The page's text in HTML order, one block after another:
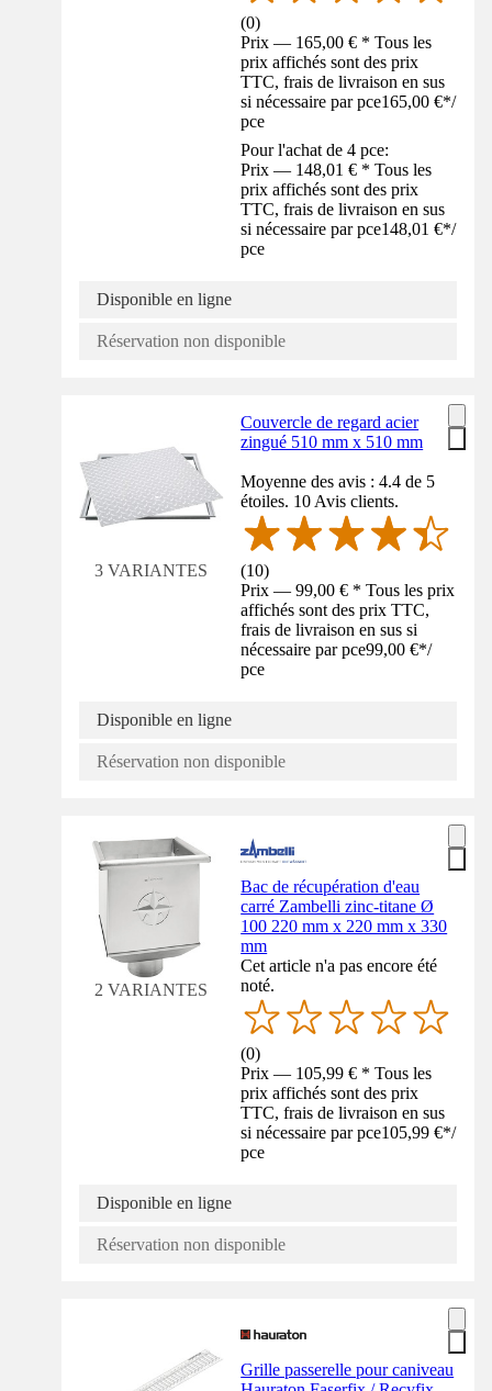
(0)
Prix — 165,00 € * Tous les
prix affichés sont des prix
TTC, frais de livraison en sus
si nécessaire par pce165,00 €*/
pce
Pour l'achat de 4 pce:
Prix — 148,01 € * Tous les
prix affichés sont des prix
TTC, frais de livraison en sus
si nécessaire par pce148,01 €*/
pce
Disponible en ligne
Réservation non disponible
3 VARIANTES
Couvercle de regard acier
zingué 510 mm x 510 mm
Moyenne des avis : 4.4 de 5
étoiles. 10 Avis clients.
(10)
Prix — 99,00 € * Tous les prix
affichés sont des prix TTC,
frais de livraison en sus si
nécessaire par pce99,00 €*/
pce
Disponible en ligne
Réservation non disponible
2 VARIANTES
Bac de récupération d'eau
carré Zambelli zinc-titane Ø
100 220 mm x 220 mm x 330
mm
Cet article n'a pas encore été
noté.
(0)
Prix — 105,99 € * Tous les
prix affichés sont des prix
TTC, frais de livraison en sus
si nécessaire par pce105,99 €*/
pce
Disponible en ligne
Réservation non disponible
Grille passerelle pour caniveau